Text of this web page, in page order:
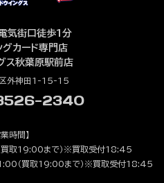
気街口徒歩1分
グカード専門店
ス秋葉原駅前店
外神田1-15-15
2340
業時間】
取19:00まで）※買取受付18:45
（買取19:00まで）※買取受付18:45